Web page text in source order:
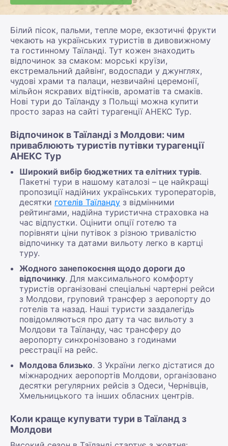
Білий пісок, пальми, тепле море, екзотичні фрукти
чекають на українських туристів в дивовижному
та гостинному Таїланді. Тут кожен знаходить
відпочинок за смаком: морські круїзи,
екстремальний дайвінг, водоспади у джунглях,
чудові храми та палаци, незвичайні церемонії,
мільйон яскравих відтінків, ароматів та смаків.
Нові тури до Таїланду з Польщі можна купити
просто зараз на сайті турагенції АНЕКС Тур.
Відпочинок в Таїланді з Молдови: чим
приваблюють туристів путівки турагенції
АНЕКС Тур
Широкий вибір бюджетних та елітних турів.
Пакетні тури в нашому каталозі – це найкращі
пропозиції надійних українських туроператорів,
десятки готелів Таїланду з відмінними
рейтингами, надійна туристична страховка на
час відпустки. Оцінити опції готелю та
порівняти ціни путівок з різною тривалістю
відпочинку та датами вильоту легко в картці
туру.
Жодного занепокоєння щодо дороги до
відпочинку. Для максимального комфорту
туристів організовані спеціальні чартерні рейси
з Молдови, груповий трансфер з аеропорту до
готелів та назад. Наші туристи заздалегідь
повідомляються про дату та час вильоту з
Молдови та Таїланду, час трансферу до
аеропорту синхронізовано з годинами
реєстрації на рейс.
Молдова близько. З України легко дістатися до
міжнародних аеропортів Молдови, організовано
десятки регулярних рейсів з Одеси, Чернівців,
Хмельницького та інших обласних центрів.
Коли краще купувати тури в Таїланд з
Молдови